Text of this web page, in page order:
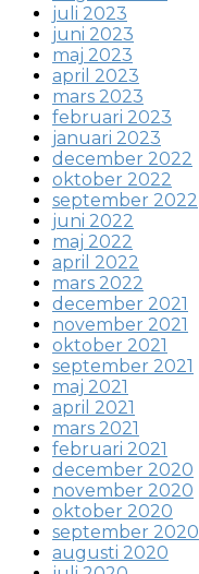
juli 2023
juni 2023
maj 2023
april 2023
mars 2023
februari 2023
januari 2023
december 2022
oktober 2022
september 2022
juni 2022
maj 2022
april 2022
mars 2022
december 2021
november 2021
oktober 2021
september 2021
maj 2021
april 2021
mars 2021
februari 2021
december 2020
november 2020
oktober 2020
september 2020
augusti 2020